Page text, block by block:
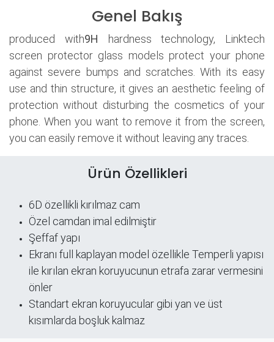
Genel Bakış
produced with9H hardness technology, Linktech
screen protector glass models protect your phone
against severe bumps and scratches. With its easy
use and thin structure, it gives an aesthetic feeling of
protection without disturbing the cosmetics of your
phone. When you want to remove it from the screen,
you can easily remove it without leaving any traces.
Ürün Özellikleri
6D özellikli kırılmaz cam
Özel camdan imal edilmiştir
Şeffaf yapı
​Ekranı full kaplayan model özellikle Temperli yapısı
ile kırılan ekran koruyucunun etrafa zarar vermesini
önler
Standart ekran koruyucular gibi yan ve üst
kısımlarda boşluk kalmaz